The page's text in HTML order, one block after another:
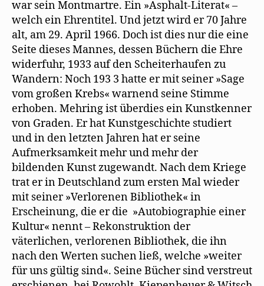
war sein Montmartre. Ein »Asphalt-Literat« –
welch ein Ehrentitel. Und jetzt wird er 70 Jahre
alt, am 29. April 1966. Doch ist dies nur die eine
Seite dieses Mannes, dessen Büchern die Ehre
widerfuhr, 1933 auf den Scheiterhaufen zu
Wandern: Noch 193 3 hatte er mit seiner »Sage
vom großen Krebs« warnend seine Stimme
erhoben. Mehring ist überdies ein Kunstkenner
von Graden. Er hat Kunstgeschichte studiert
und in den letzten Jahren hat er seine
Aufmerksamkeit mehr und mehr der
bildenden Kunst zugewandt. Nach dem Kriege
trat er in Deutschland zum ersten Mal wieder
mit seiner »Verlorenen Bibliothek« in
Erscheinung, die er die »Autobiographie einer
Kultur« nennt – Rekonstruktion der
väterlichen, verlorenen Bibliothek, die ihn
nach den Werten suchen ließ, welche »weiter
für uns gültig sind«. Seine Bücher sind verstreut